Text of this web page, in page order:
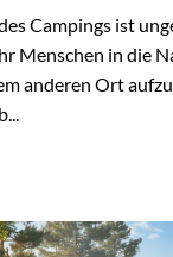
Campings ist
Menschen in die
anderen Ort